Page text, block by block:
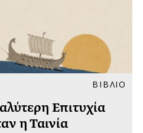
ΒΙΒΛΙΟ
Επιτυχία
η Ταινία